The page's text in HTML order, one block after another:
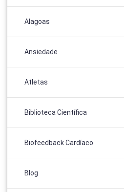
Alagoas
Ansiedade
Atletas
Biblioteca Científica
Biofeedback Cardíaco
Blog